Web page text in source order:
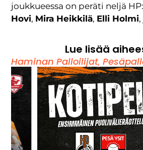
joukkueessa on peräti neljä
Hovi, Mira Heikkilä, Elli Holmi
Lue lisää
Haminan Palloilijat,